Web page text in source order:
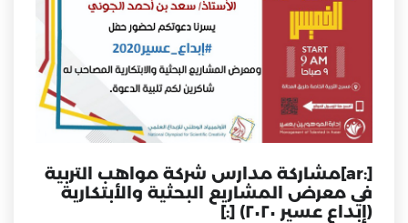
[:ar]مشاركة مدارس شركة مواهب التربية
في معرض المشاريع البحثية والأبتكارية
(إبداع عسير ٢٠٢٠) [:]